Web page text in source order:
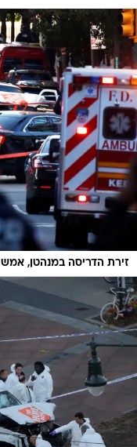
זירת הדריסה במנהטן, אמש